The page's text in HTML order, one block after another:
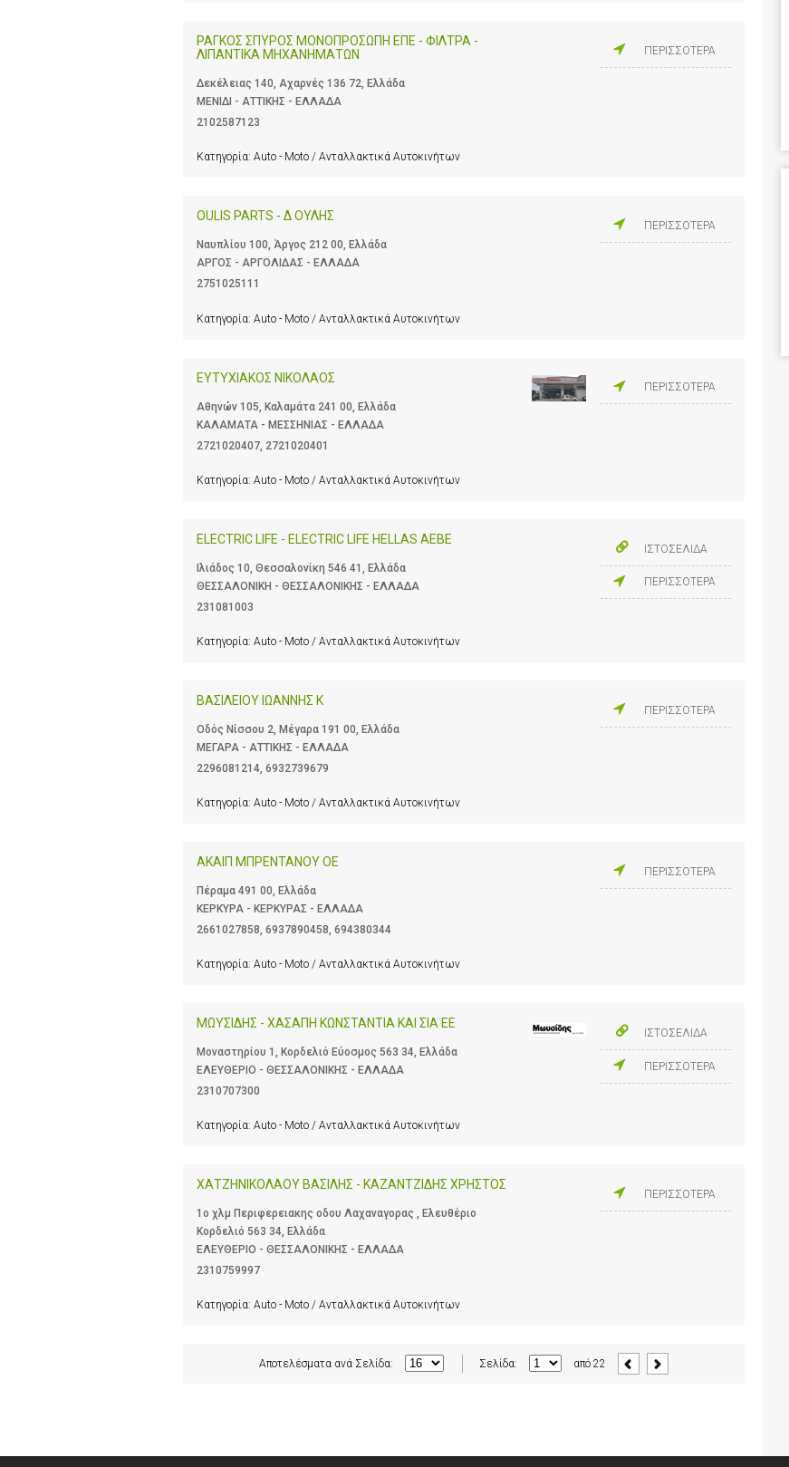
ΡΑΓΚΟΣ ΣΠΥΡΟΣ ΜΟΝΟΠΡΟΣΩΠΗ ΕΠΕ - ΦΙΛΤΡΑ -
ΛΙΠΑΝΤΙΚΑ ΜΗΧΑΝΗΜΑΤΩΝ
Δεκέλειας 140, Αχαρνές 136 72, Ελλάδα
ΜΕΝΙΔΙ - ΑΤΤΙΚΗΣ - ΕΛΛΑΔΑ
2102587123
Κατηγορία: Auto - Moto / Ανταλλακτικά Αυτοκινήτων
ΠΕΡΙΣΣΟΤΕΡΑ
OULIS PARTS - Δ ΟΥΛΗΣ
Ναυπλίου 100, Άργος 212 00, Ελλάδα
ΑΡΓΟΣ - ΑΡΓΟΛΙΔΑΣ - ΕΛΛΑΔΑ
2751025111
Κατηγορία: Auto - Moto / Ανταλλακτικά Αυτοκινήτων
ΠΕΡΙΣΣΟΤΕΡΑ
ΕΥΤΥΧΙΑΚΟΣ ΝΙΚΟΛΑΟΣ
Αθηνών 105, Καλαμάτα 241 00, Ελλάδα
ΚΑΛΑΜΑΤΑ - ΜΕΣΣΗΝΙΑΣ - ΕΛΛΑΔΑ
2721020407 2721020401
Κατηγορία: Auto - Moto / Ανταλλακτικά Αυτοκινήτων
ΠΕΡΙΣΣΟΤΕΡΑ
ELECTRIC LIFE - ELECTRIC LIFE HELLAS AEBE
Ιλιάδος 10, Θεσσαλονίκη 546 41, Ελλάδα
ΘΕΣΣΑΛΟΝΙΚΗ - ΘΕΣΣΑΛΟΝΙΚΗΣ - ΕΛΛΑΔΑ
231081003
Κατηγορία: Auto - Moto / Ανταλλακτικά Αυτοκινήτων
ΙΣΤΟΣΕΛΙΔΑ
ΠΕΡΙΣΣΟΤΕΡΑ
ΒΑΣΙΛΕΙΟΥ ΙΩΑΝΝΗΣ Κ
Οδός Νίσσου 2, Μέγαρα 191 00, Ελλάδα
ΜΕΓΑΡΑ - ΑΤΤΙΚΗΣ - ΕΛΛΑΔΑ
2296081214, 6932739679
Κατηγορία: Auto - Moto / Ανταλλακτικά Αυτοκινήτων
ΠΕΡΙΣΣΟΤΕΡΑ
ΑΚΑΙΠ ΜΠΡΕΝΤΑΝΟΥ ΟΕ
Πέραμα 491 00, Ελλάδα
ΚΕΡΚΥΡΑ - ΚΕΡΚΥΡΑΣ - ΕΛΛΑΔΑ
2661027858, 6937890458, 694380344
Κατηγορία: Auto - Moto / Ανταλλακτικά Αυτοκινήτων
ΠΕΡΙΣΣΟΤΕΡΑ
ΜΩΥΣΙΔΗΣ - ΧΑΣΑΠΗ ΚΩΝΣΤΑΝΤΙΑ ΚΑΙ ΣΙΑ ΕΕ
Μοναστηρίου 1, Κορδελιό Εύοσμος 563 34, Ελλάδα
ΕΛΕΥΘΕΡΙΟ - ΘΕΣΣΑΛΟΝΙΚΗΣ - ΕΛΛΑΔΑ
2310707300
Κατηγορία: Auto - Moto / Ανταλλακτικά Αυτοκινήτων
ΙΣΤΟΣΕΛΙΔΑ
ΠΕΡΙΣΣΟΤΕΡΑ
ΧΑΤΖΗΝΙΚΟΛΑΟΥ ΒΑΣΙΛΗΣ - ΚΑΖΑΝΤΖΙΔΗΣ ΧΡΗΣΤΟΣ
1ο χλμ Περιφερειακης οδου Λαχαναγορας , Ελευθέριο
Κορδελιό 563 34, Ελλάδα
ΕΛΕΥΘΕΡΙΟ - ΘΕΣΣΑΛΟΝΙΚΗΣ - ΕΛΛΑΔΑ
2310759997
Κατηγορία: Auto - Moto / Ανταλλακτικά Αυτοκινήτων
ΠΕΡΙΣΣΟΤΕΡΑ
Αποτελέσματα ανά Σελίδα: Σελίδα: από 22